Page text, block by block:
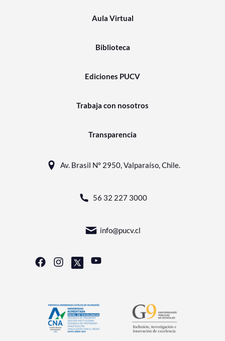
Aula Virtual
Biblioteca
Ediciones PUCV
Trabaja con nosotros
Transparencia
Av. Brasil N° 2950, Valparaíso, Chile.
56 32 227 3000
info@pucv.cl